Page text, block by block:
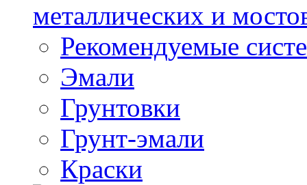
металлических и
Рекомендуемые
Эмали
Грунтовки
Грунт-эмали
Краски